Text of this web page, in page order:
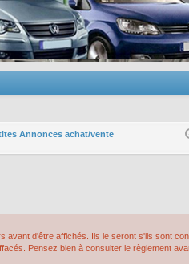
Annonces achat/vente
d'être affichés. Ils le seront s'ils sont
Pensez bien à consulter le règlement